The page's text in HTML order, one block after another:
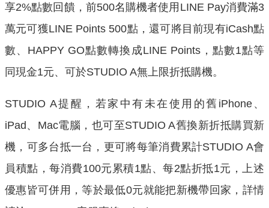
享2%點數回饋，前500名購機者使用LINE Pay消費滿3
萬元可獲LINE Points 500點，還可將目前現有iCash點
數、HAPPY GO點數轉換成LINE Points，點數1點等
同現金1元、可於STUDIO A無上限折抵購機。
STUDIO A提醒，若家中有未在使用的舊iPhone、
iPad、Mac電腦，也可至STUDIO A舊換新折抵購買新
機，可多台抵一台，更可將每筆消費累計STUDIO A會
員積點，每消費100元累積1點、每2點折抵1元，上述
優惠皆可併用，等於最低0元就能把新機帶回家，詳情